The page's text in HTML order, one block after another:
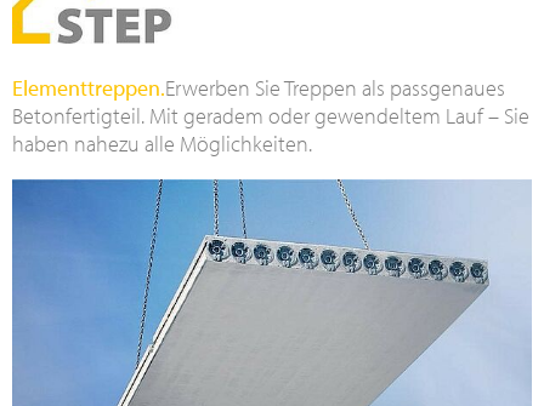
Elementtreppen.Erwerben Sie Treppen als passgenaues
Betonfertigteil. Mit geradem oder gewendeltem Lauf – Sie
haben nahezu alle Möglichkeiten.